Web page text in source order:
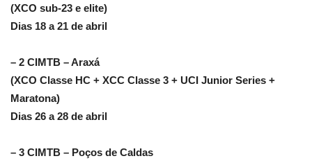
(XCO sub-23 e elite)
Dias 18 a 21 de abril
– 2 CIMTB – Araxá
(XCO Classe HC + XCC Classe 3 + UCI Junior Series +
Maratona)
Dias 26 a 28 de abril
– 3 CIMTB – Poços de Caldas